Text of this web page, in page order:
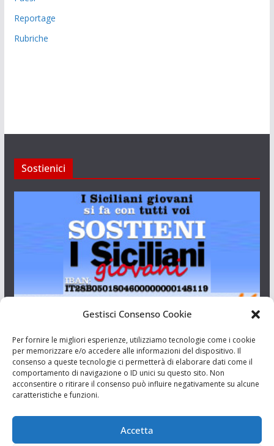
Gestisci Consenso Cookie
Per fornire le migliori esperienze, utilizziamo tecnologie come i cookie
per memorizzare e/o accedere alle informazioni del dispositivo. Il
consenso a queste tecnologie ci permetterà di elaborare dati come il
comportamento di navigazione o ID unici su questo sito. Non
acconsentire o ritirare il consenso può influire negativamente su alcune
caratteristiche e funzioni.
Accetta
Reportage
Rubriche
Sostienici
Aut. del tribunale di Catania n.23/2011 del 20/09/2011 Dir.
Resp. Riccardo Orioles.
Associazione Culturale I Siciliani Giovani
via Randazzo 27 Catania